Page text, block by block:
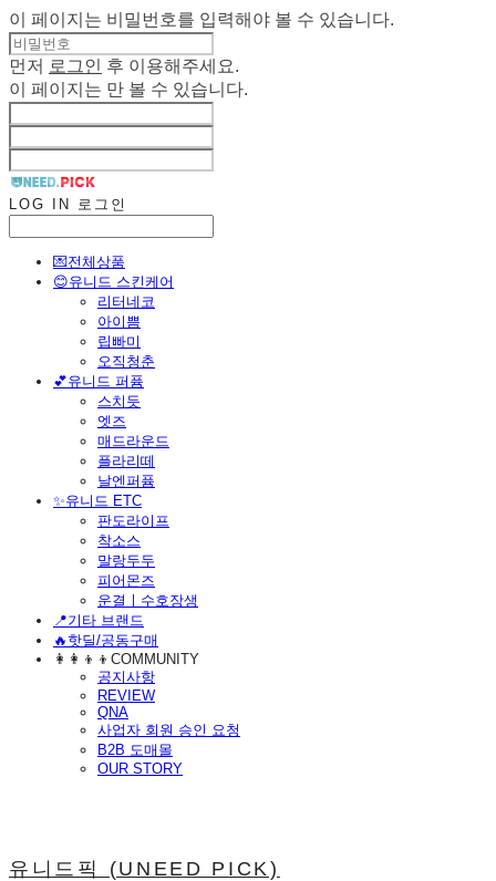
이 페이지는 비밀번호를 입력해야 볼 수 있습니다.
먼저 로그인
후 이용해주세요.
이 페이지는 만 볼 수 있습니다.
LOG IN 로그인
💌전체상품
😊유니드 스킨케어
리터네코
아이쁨
립빠미
오직청춘
💕유니드 퍼퓸
스치듯
엣즈
매드라운드
플라리떼
날엔퍼퓸
​✨유니드 ETC
판도라이프
착소스
말랑두두
피어몬즈
운결ㅣ수호장생
📍기타 브랜드
🔥핫딜/공동구매
👩‍👩‍👦‍👦COMMUNITY
공지사항
REVIEW
QNA
사업자 회원 승인 요청
B2B 도매몰
OUR STORY
유니드픽 (UNEED PICK)